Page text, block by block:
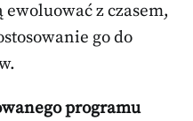
ewoluować z czasem,
go do
programu